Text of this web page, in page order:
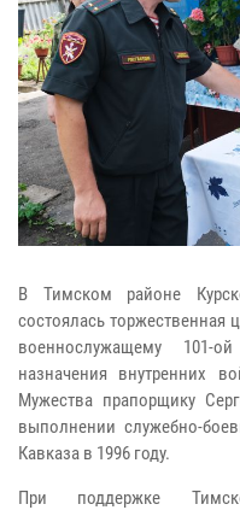
В Тимском районе
состоялась торжественная
военнослужащему 101-
назначения внутренних
Мужества прапорщику
выполнении служебно-
Кавказа в 1996 году.
При поддержке